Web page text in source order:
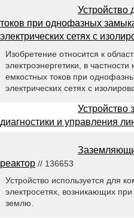
Устройство
токов при однофазных
электрических сетях с
Изобретение относится к
электроэнергетики, в
емкостных токов при
электрических сетях с
Устройство
диагностики и управления
реактор // 136653
Устройство используется для
электросетях, возникающих
землю.